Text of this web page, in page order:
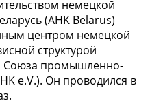
немецкой
(AHK Belarus)
центром немецкой
структурой
Союза промышленно-
e.V.). Он проводился в